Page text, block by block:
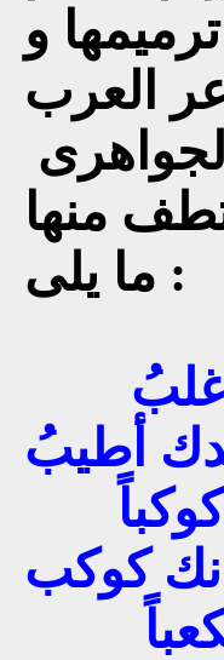
و
العرب
منها
ما يلى :
أطيبُ
كوكباً
كوكب
مكعباً